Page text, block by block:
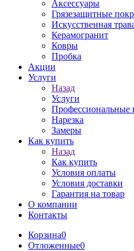
Аксессуары
Грязезащитные
Искусственная
Керамогранит
Ковры
Пробка
Акции
Услуги
Назад
Услуги
Профессиональные
Нарезка
Замеры
Как купить
Назад
Как купить
Условия оплаты
Условия доставки
Гарантия на товар
О компании
Контакты
Корзина0
Отложенные0